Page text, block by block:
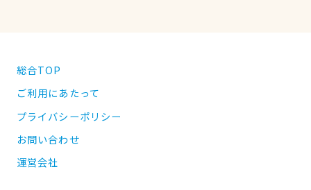
総合TOP
ご利用にあたって
プライバシーポリシー
お問い合わせ
運営会社